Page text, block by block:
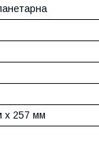
х 257 мм